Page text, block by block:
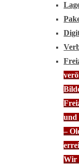
und
–
Wir